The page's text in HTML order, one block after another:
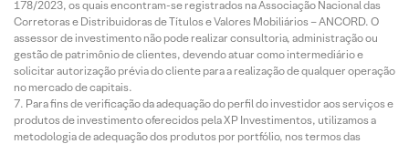
178/2023, os quais encontram-se registrados na Associação Nacional das
Corretoras e Distribuidoras de Títulos e Valores Mobiliários – ANCORD. O
assessor de investimento não pode realizar consultoria, administração ou
gestão de patrimônio de clientes, devendo atuar como intermediário e
solicitar autorização prévia do cliente para a realização de qualquer operação
no mercado de capitais.
Para fins de verificação da adequação do perfil do investidor aos serviços e
produtos de investimento oferecidos pela XP Investimentos, utilizamos a
metodologia de adequação dos produtos por portfólio, nos termos das